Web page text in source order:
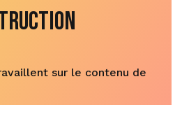
sur le contenu de